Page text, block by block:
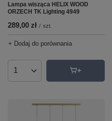
Lampa wisząca HELIX WOOD
ORZECH TK Lighting 4949
289,00 zł / szt.
+ Dodaj do porównania
Ilość produktów